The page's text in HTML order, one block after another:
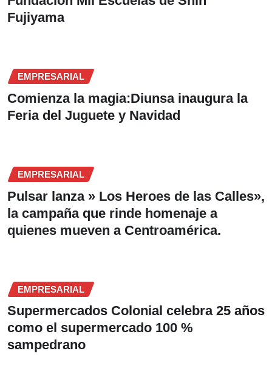
Fujiyama
EMPRESARIAL
Comienza la magia:Diunsa inaugura la
Feria del Juguete y Navidad
EMPRESARIAL
Pulsar lanza » Los Heroes de las Calles»,
la campaña que rinde homenaje a
quienes mueven a Centroamérica.
EMPRESARIAL
Supermercados Colonial celebra 25 años
como el supermercado 100 %
sampedrano